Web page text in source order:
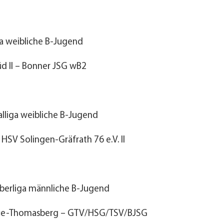
weibliche B-Jugend
II – Bonner JSG wB2
weibliche B-Jugend
Solingen-Gräfrath 76 e.V. II
männliche B-Jugend
Thomasberg – GTV/HSG/TSV/BJSG